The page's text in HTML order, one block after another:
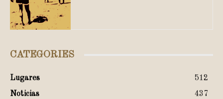
CATEGORIES
Lugares
512
Noticias
437